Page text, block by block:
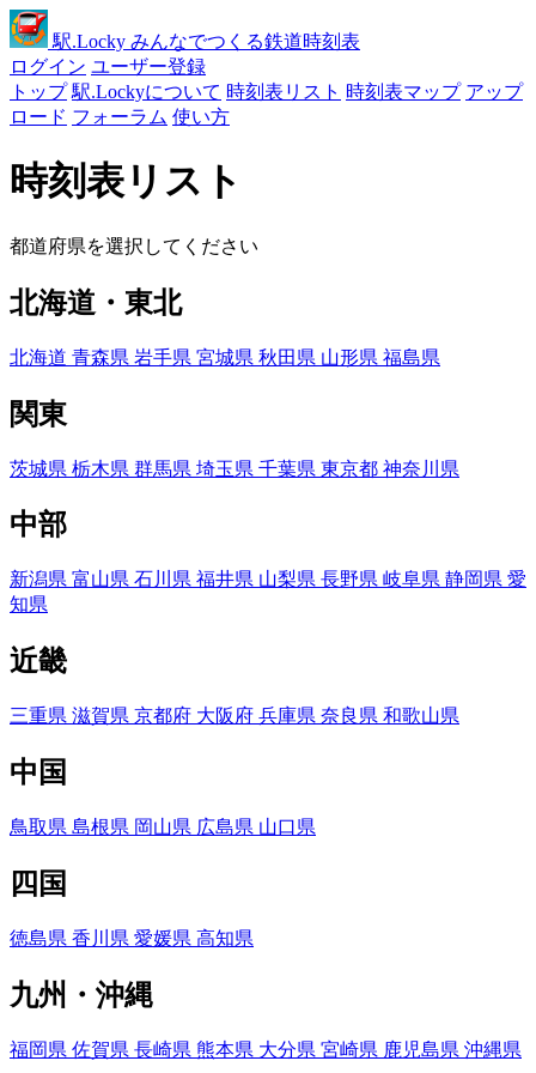
駅.Locky みんなでつくる鉄道時刻表
ログイン ユーザー登録
トップ 駅.Lockyについて 時刻表リスト 時刻表マップ アップ
ロード フォーラム 使い方
時刻表リスト
都道府県を選択してください
北海道・東北
北海道 青森県 岩手県 宮城県 秋田県 山形県 福島県
関東
茨城県 栃木県 群馬県 埼玉県 千葉県 東京都 神奈川県
中部
新潟県 富山県 石川県 福井県 山梨県 長野県 岐阜県 静岡県 愛
知県
近畿
三重県 滋賀県 京都府 大阪府 兵庫県 奈良県 和歌山県
中国
鳥取県 島根県 岡山県 広島県 山口県
四国
徳島県 香川県 愛媛県 高知県
九州・沖縄
福岡県 佐賀県 長崎県 熊本県 大分県 宮崎県 鹿児島県 沖縄県